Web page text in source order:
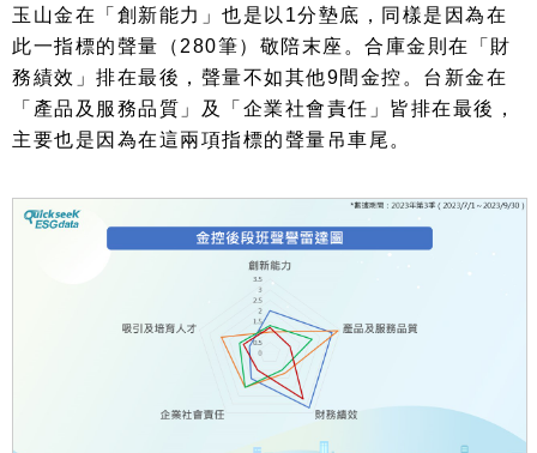
玉山金在「創新能力」也是以 1分墊底，同樣是因為在
此一指標的聲量（ 280筆）敬陪末座。合庫金則在「財
務績效」排在最後，聲量不如其他9間金控。台新金在
「產品及服務品質」及「企業社會責任」皆排在最後，
主要也是因為在這兩項指標的聲量吊車尾。